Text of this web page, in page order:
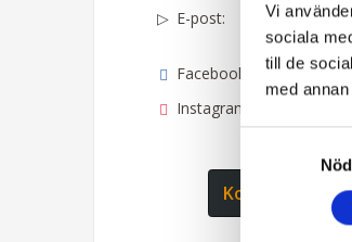
Vi
sociala
till de
med
E-post:
Facebook:
equitours.se
Instagram: